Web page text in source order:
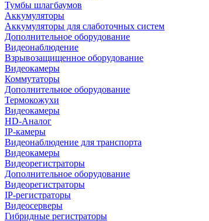
Тумбы шлагбаумов
Аккумуляторы
Аккумуляторы для слаботочных систем
Дополнительное оборудование
Видеонаблюдение
Взрывозащищенное оборудование
Видеокамеры
Коммутаторы
Дополнительное оборудование
Термокожухи
Видеокамеры
HD-Аналог
IP-камеры
Видеонаблюдение для транспорта
Видеокамеры
Видеорегистраторы
Дополнительное оборудование
Видеорегистраторы
IP-регистраторы
Видеосерверы
Гибридные регистраторы